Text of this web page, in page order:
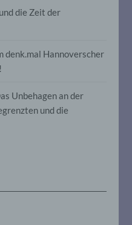
die Zeit der
denk.mal Hannoverscher
Unbehagen an der
und die
Einrichtung
die allein oder
Daten entscheidet.
Mittel dieser
Unionsrecht oder
Recht der
werden.